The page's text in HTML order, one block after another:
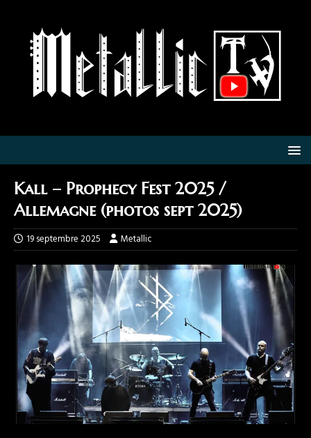
Kall – Prophecy Fest 2025 /
Allemagne (photos sept 2025)
19 septembre 2025 Metallic